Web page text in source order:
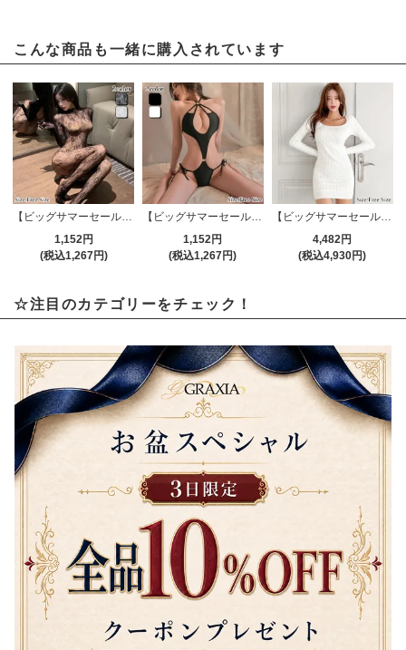
こんな商品も一緒に購入されています
【ビッグサマーセール対象品】指の先までツタのように全身を這うクロッチレスボディストッキング(STOCKING)
1,152円
(税込1,267円)
【ビッグサマーセール対象品】スタイリッシュなストリングにドキドキなテディ(TEDDY)
1,152円
(税込1,267円)
【ビッグサマーセール対象品】ケーブル網がすっきり細見えタイトニットワンピース(キャバドレス・CABARETDRESS)
4,482円
(税込4,930円)
☆注目のカテゴリーをチェック！